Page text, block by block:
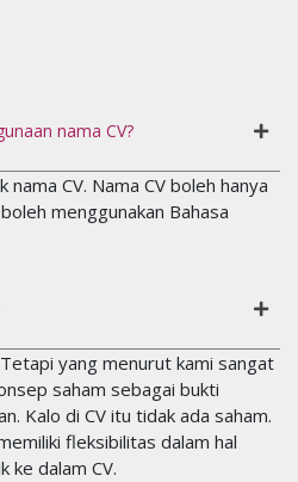
nama CV?
CV. Nama CV boleh hanya
menggunakan Bahasa
yang menurut kami sangat
saham sebagai bukti
Kalo di CV itu tidak ada saham.
fleksibilitas dalam hal
ke dalam CV.